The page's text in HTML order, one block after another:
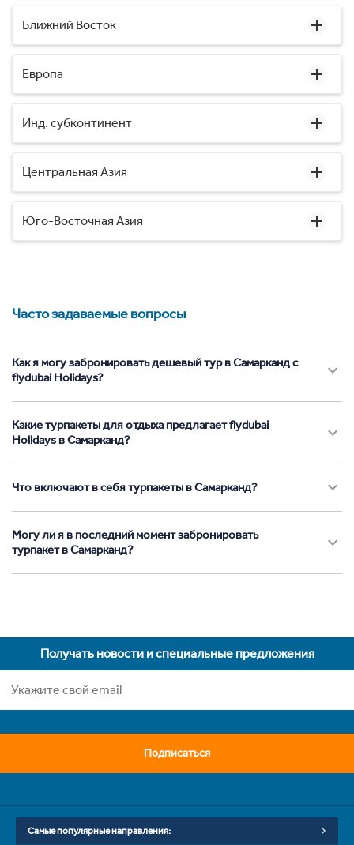
Ближний Восток
Европа
Инд. субконтинент
Центральная Азия
Юго-Восточная Азия
Часто задаваемые вопросы
Как я могу забронировать дешевый тур в Самарканд с
flydubai Holidays?
Какие турпакеты для отдыха предлагает flydubai
Holidays в Самарканд?
Что включают в себя турпакеты в Самарканд?
Могу ли я в последний момент забронировать
турпакет в Самарканд?
Получать новости и специальные предложения
Подписаться
Самые популярные направления: